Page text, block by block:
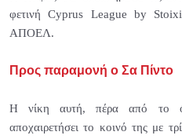
φετινήCyprus League by
ΑΠΟΕΛ.
Προς παραμονή ο Σα Πίντο
Η νίκη αυτή, πέρα από το
αποχαιρετήσει το κοινό της με